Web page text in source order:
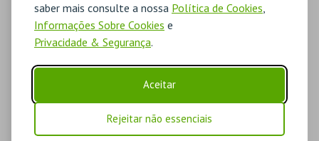
saber mais consulte a nossa Política de Cookies,
Informações Sobre Cookies e
Privacidade & Segurança.
Aceitar
Rejeitar não essenciais